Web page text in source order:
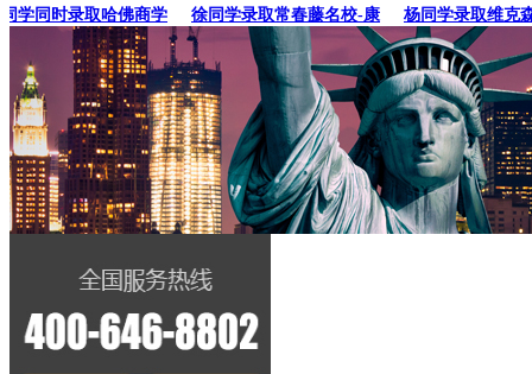
同时录取哈佛商学 徐同学录取常春藤名校-康 杨同学录取维克森林